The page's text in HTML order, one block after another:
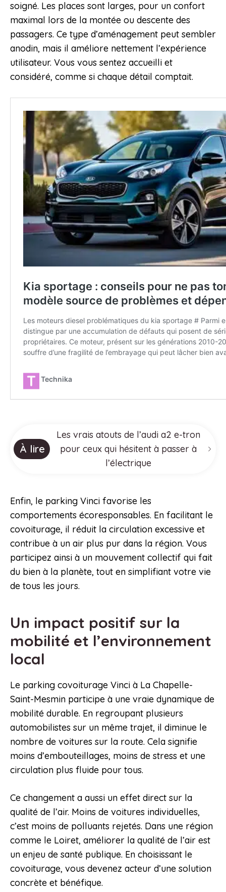
soigné. Les places sont larges, pour un confort
maximal lors de la montée ou descente des
passagers. Ce type d’aménagement peut sembler
anodin, mais il améliore nettement l’expérience
utilisateur. Vous vous sentez accueilli et
considéré, comme si chaque détail comptait.
À lire
Les vrais atouts de l’audi a2 e-tron
pour ceux qui hésitent à passer à
l’électrique
Enfin, le parking Vinci favorise les
comportements écoresponsables. En facilitant le
covoiturage, il réduit la circulation excessive et
contribue à un air plus pur dans la région. Vous
participez ainsi à un mouvement collectif qui fait
du bien à la planète, tout en simplifiant votre vie
de tous les jours.
Un impact positif sur la
mobilité et l’environnement
local
Le parking covoiturage Vinci à La Chapelle-
Saint-Mesmin participe à une vraie dynamique de
mobilité durable. En regroupant plusieurs
automobilistes sur un même trajet, il diminue le
nombre de voitures sur la route. Cela signifie
moins d’embouteillages, moins de stress et une
circulation plus fluide pour tous.
Ce changement a aussi un effet direct sur la
qualité de l’air. Moins de voitures individuelles,
c’est moins de polluants rejetés. Dans une région
comme le Loiret, améliorer la qualité de l’air est
un enjeu de santé publique. En choisissant le
covoiturage, vous devenez acteur d’une solution
concrète et bénéfique.